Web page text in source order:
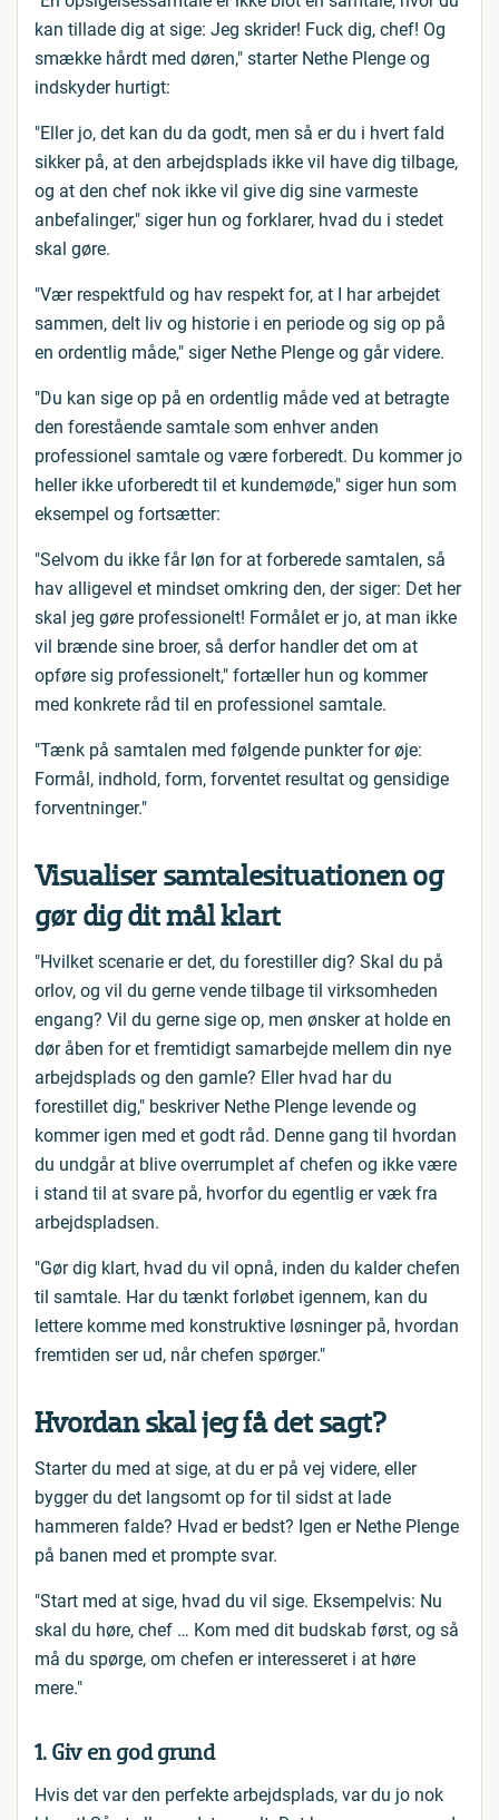
kan tillade dig at sige: Jeg skrider! Fuck dig, chef! Og
smække hårdt med døren," starter Nethe Plenge og
indskyder hurtigt:
"Eller jo, det kan du da godt, men så er du i hvert fald
sikker på, at den arbejdsplads ikke vil have dig tilbage,
og at den chef nok ikke vil give dig sine varmeste
anbefalinger," siger hun og forklarer, hvad du i stedet
skal gøre.
"Vær respektfuld og hav respekt for, at I har arbejdet
sammen, delt liv og historie i en periode og sig op på
en ordentlig måde," siger Nethe Plenge og går videre.
"Du kan sige op på en ordentlig måde ved at betragte
den forestående samtale som enhver anden
professionel samtale og være forberedt. Du kommer jo
heller ikke uforberedt til et kundemøde," siger hun som
eksempel og fortsætter:
"Selvom du ikke får løn for at forberede samtalen, så
hav alligevel et mindset omkring den, der siger: Det her
skal jeg gøre professionelt! Formålet er jo, at man ikke
vil brænde sine broer, så derfor handler det om at
opføre sig professionelt," fortæller hun og kommer
med konkrete råd til en professionel samtale.
"Tænk på samtalen med følgende punkter for øje:
Formål, indhold, form, forventet resultat og gensidige
forventninger."
Visualiser samtalesituationen og
gør dig dit mål klart
"Hvilket scenarie er det, du forestiller dig? Skal du på
orlov, og vil du gerne vende tilbage til virksomheden
engang? Vil du gerne sige op, men ønsker at holde en
dør åben for et fremtidigt samarbejde mellem din nye
arbejdsplads og den gamle? Eller hvad har du
forestillet dig," beskriver Nethe Plenge levende og
kommer igen med et godt råd. Denne gang til hvordan
du undgår at blive overrumplet af chefen og ikke være
i stand til at svare på, hvorfor du egentlig er væk fra
arbejdspladsen.
"Gør dig klart, hvad du vil opnå, inden du kalder chefen
til samtale. Har du tænkt forløbet igennem, kan du
lettere komme med konstruktive løsninger på, hvordan
fremtiden ser ud, når chefen spørger."
Hvordan skal jeg få det sagt?
Starter du med at sige, at du er på vej videre, eller
bygger du det langsomt op for til sidst at lade
hammeren falde? Hvad er bedst? Igen er Nethe Plenge
på banen med et prompte svar.
"Start med at sige, hvad du vil sige. Eksempelvis: Nu
skal du høre, chef … Kom med dit budskab først, og så
må du spørge, om chefen er interesseret i at høre
mere."
1. Giv en god grund
Hvis det var den perfekte arbejdsplads, var du jo nok